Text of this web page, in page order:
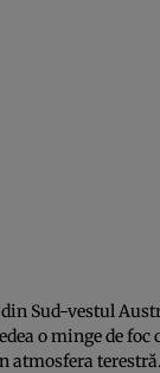
Sud-vestul
o minge de foc
atmosfera terestră.